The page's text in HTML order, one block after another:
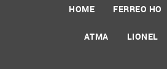
HOME FERREO HO
ATMA LIONEL